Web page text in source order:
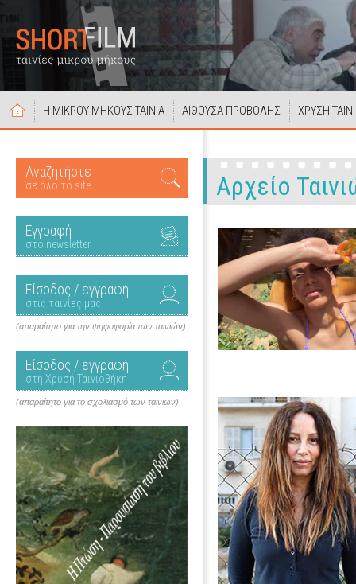
Η ΜΙΚΡΟΥ ΜΗΚΟΥΣ ΤΑΙΝΙΑ ΑΙΘΟΥΣΑ ΠΡΟΒΟΛΗΣ ΧΡΥΣΗ
Αναζητήστε
σε όλο το site
Εγγραφή
στο newsletter
Είσοδος / εγγραφή
στις ταινίες μας
(απαραίτητο για την ψηφοφορία των ταινιών)
Είσοδος / εγγραφή
στη Χρυσή Ταινιοθήκη
(απαραίτητο για το σχολιασμό των ταινιών)
Αρχείο